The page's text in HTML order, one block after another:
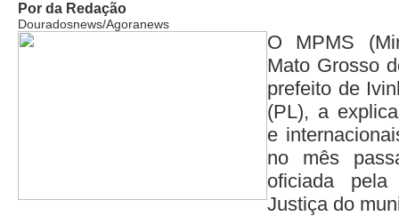
Por da Redação
Douradosnews/Agoranews
O MPMS
Mato Grosso
prefeito de
(PL), a
e
no mês
oficiada
Justiça do